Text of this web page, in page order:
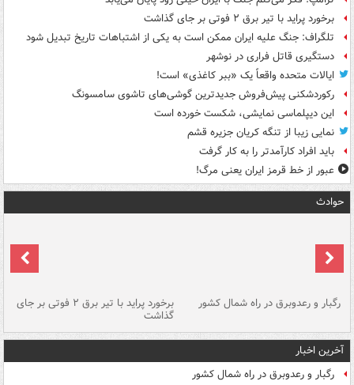
برخورد پراید با تیر برق ۲ فوتی بر جای گذاشت
تلگراف: جنگ علیه ایران ممکن است به یکی از اشتباهات تاریخ تبدیل شود
دستگیری قاتل فراری در نوشهر
ایالات متحده واقعاً یک «ببر کاغذی» است!
رکوردشکنی پیش‌فروش جدیدترین گوشی‌های تاشوی سامسونگ
این دیپلماسی نمایشی، شکست خورده است
نمایی زیبا از تنگه کریان جزیره قشم
باید افراد کارآمدتر را به کار گرفت
عبور از خط قرمز ایران یعنی مرگ!
حوادث
رگبار و رعدوبرق در راه شمال کشور برخورد پراید با تیر برق ۲ فوتی بر جای
گذاشت
آخرین اخبار
رگبار و رعدوبرق در راه شمال کشور